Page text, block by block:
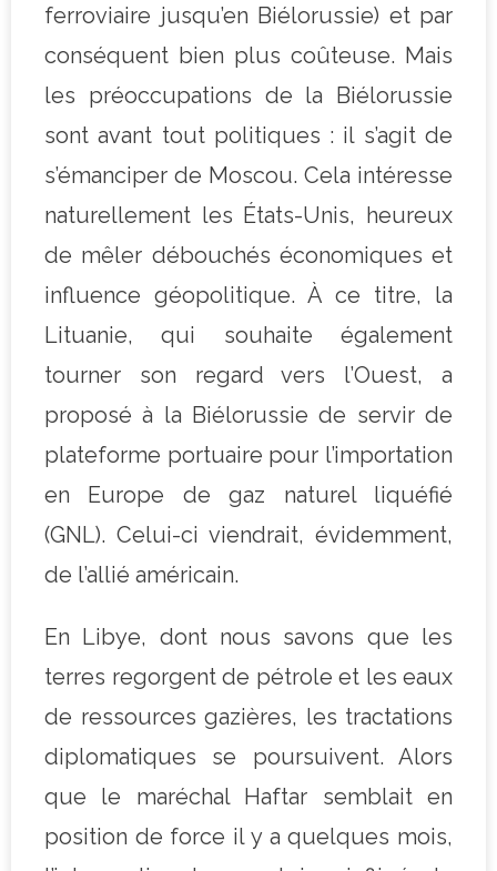
ferroviaire jusqu’en Biélorussie) et par
conséquent bien plus coûteuse. Mais
les préoccupations de la Biélorussie
sont avant tout politiques : il s’agit de
s’émanciper de Moscou. Cela intéresse
naturellement les États-Unis, heureux
de mêler débouchés économiques et
influence géopolitique. À ce titre, la
Lituanie, qui souhaite également
tourner son regard vers l’Ouest, a
proposé à la Biélorussie de servir de
plateforme portuaire pour l’importation
en Europe de gaz naturel liquéfié
(GNL). Celui-ci viendrait, évidemment,
de l’allié américain.
En Libye, dont nous savons que les
terres regorgent de pétrole et les eaux
de ressources gazières, les tractations
diplomatiques se poursuivent. Alors
que le maréchal Haftar semblait en
position de force il y a quelques mois,